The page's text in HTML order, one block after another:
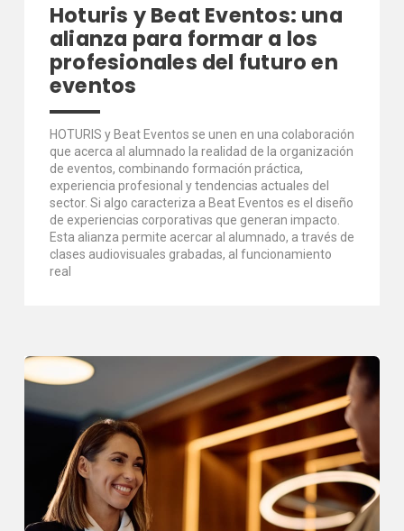
Hoturis y Beat Eventos: una
alianza para formar a los
profesionales del futuro en
eventos
HOTURIS y Beat Eventos se unen en una colaboración
que acerca al alumnado la realidad de la organización
de eventos, combinando formación práctica,
experiencia profesional y tendencias actuales del
sector. Si algo caracteriza a Beat Eventos es el diseño
de experiencias corporativas que generan impacto.
Esta alianza permite acercar al alumnado, a través de
clases audiovisuales grabadas, al funcionamiento
real